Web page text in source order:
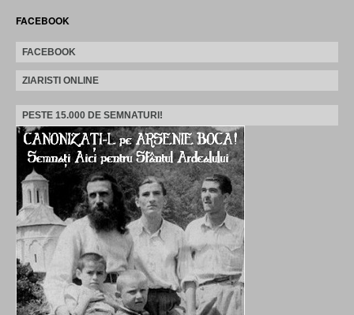
FACEBOOK
FACEBOOK
ZIARISTI ONLINE
PESTE 15.000 DE SEMNATURI!